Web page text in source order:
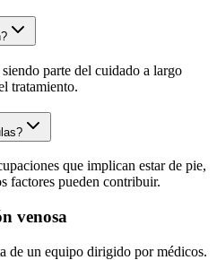
parte del cuidado a largo
tratamiento.
que implican estar de pie,
factores pueden contribuir.
venosa
de un equipo dirigido por médicos.